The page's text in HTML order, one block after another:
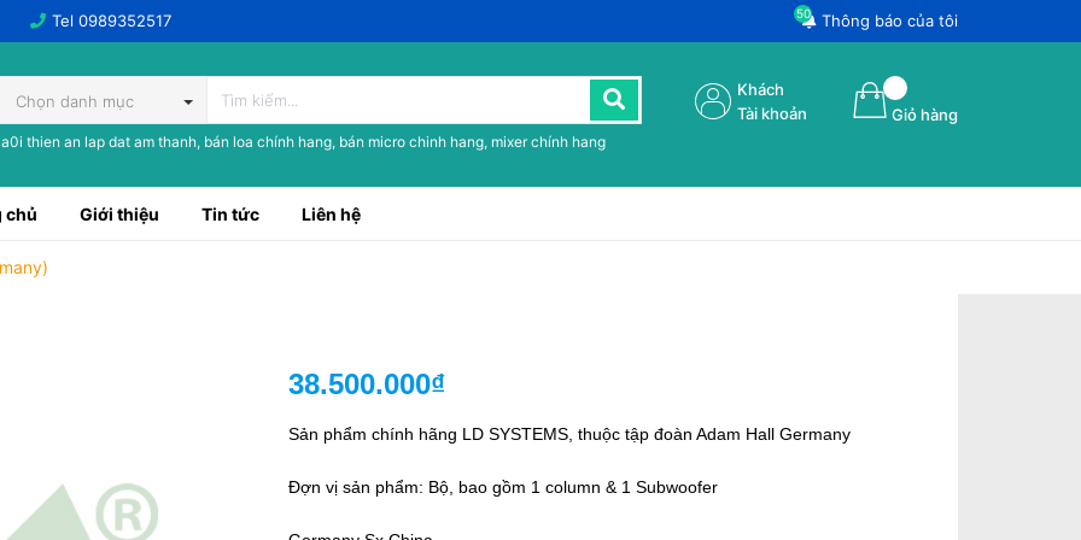
Tel 0989352517 Thông báo của tôi
50
Chọn danh mục
thien an lap dat am thanh, bán loa chính hang, bán micro chinh hang, mixer chính hang
Giỏ hàng
Khách
Tài khoản
chủ Giới thiệu Tin tức Liên hệ
38.500.000₫
Sản phẩm chính hãng LD SYSTEMS, thuộc tập đoàn Adam Hall Germany
Đợn vị sản phẩm: Bộ, bao gồm 1 column & 1 Subwoofer